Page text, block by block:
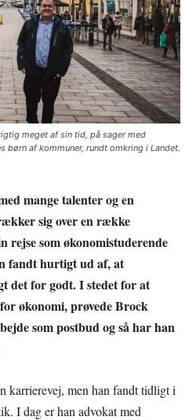
meget af sin tid, på sager med
af kommuner, rundt omkring i Landet.
mange talenter og en
sig over en række
rejse som økonomistuderende
fandt hurtigt ud af, at
det for godt. I stedet for at
økonomi, prøvede Brock
som postbud og så har han
karrierevej, men han fandt tidligt i
I dag er han advokat med